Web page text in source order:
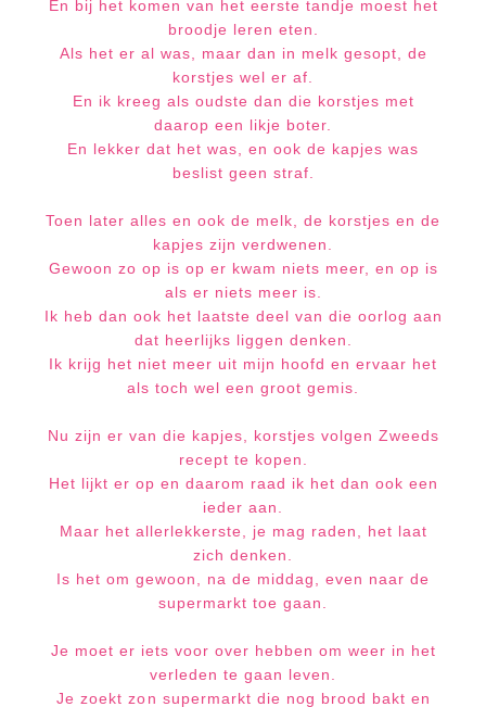
En bij het komen van het eerste tandje moest het
broodje leren eten.
Als het er al was, maar dan in melk gesopt, de
korstjes wel er af.
En ik kreeg als oudste dan die korstjes met
daarop een likje boter.
En lekker dat het was, en ook de kapjes was
beslist geen straf.
Toen later alles en ook de melk, de korstjes en de
kapjes zijn verdwenen.
Gewoon zo op is op er kwam niets meer, en op is
als er niets meer is.
Ik heb dan ook het laatste deel van die oorlog aan
dat heerlijks liggen denken.
Ik krijg het niet meer uit mijn hoofd en ervaar het
als toch wel een groot gemis.
Nu zijn er van die kapjes, korstjes volgen Zweeds
recept te kopen.
Het lijkt er op en daarom raad ik het dan ook een
ieder aan.
Maar het allerlekkerste, je mag raden, het laat
zich denken.
Is het om gewoon, na de middag, even naar de
supermarkt toe gaan.
Je moet er iets voor over hebben om weer in het
verleden te gaan leven.
Je zoekt zon supermarkt die nog brood bakt en